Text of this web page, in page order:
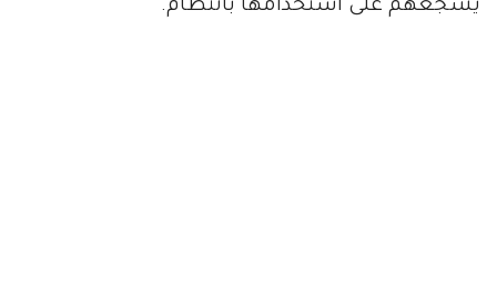
يشجعهم على استخدامها بانتظام.